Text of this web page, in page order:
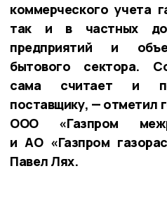
коммерческого учета
так и в частных
предприятий и
бытового сектора.
сама считает и
поставщику, — отметил
ООО «Газпром
и АО «Газпром
Павел Лях.